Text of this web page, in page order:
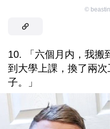
©
10. 「六個月内，我搬
到大學上課，換了兩
子。」